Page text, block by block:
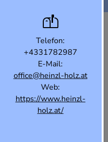
Telefon:
+4331782987
E-Mail:
office@heinzl-holz.at
Web:
https://www.heinzl-
holz.at/